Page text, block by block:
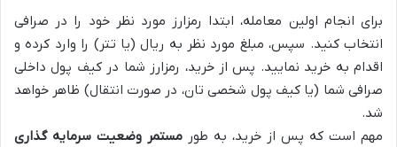
برای انجام اولین معامله، ابتدا رمزارز مورد نظر خود را در صرافی
انتخاب کنید. سپس، مبلغ مورد نظر به ریال (یا تتر) را وارد کرده و
اقدام به خرید نمایید. پس از خرید، رمزارز شما در کیف پول داخلی
صرافی شما (یا کیف پول شخصی تان، در صورت انتقال) ظاهر خواهد
شد.
مهم است که پس از خرید، به طور مستمر وضعیت سرمایه گذاری